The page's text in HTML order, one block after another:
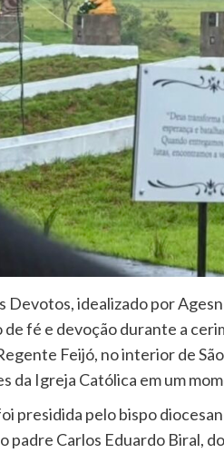
Devotos, idealizado por
fé e devoção durante a
Feijó, no interior de
da Igreja Católica em um
presidida pelo bispo
padre Carlos Eduardo Biral,